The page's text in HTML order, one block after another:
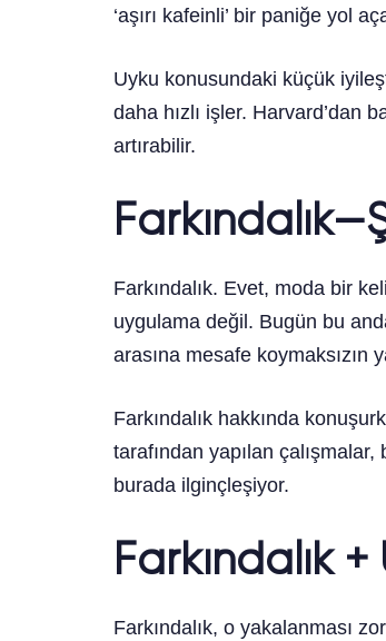
‘aşırı kafeinli’ bir paniğe yol
Uyku konusundaki küçük
daha hızlı işler. Harvard’dan
artırabilir.
Farkındalık. Evet, moda bir
uygulama değil. Bugün bu
arasına mesafe koymaksızın
Farkındalık hakkında
tarafından yapılan
burada ilginçleşiyor.
Farkındalık
Farkındalık, o yakalanması